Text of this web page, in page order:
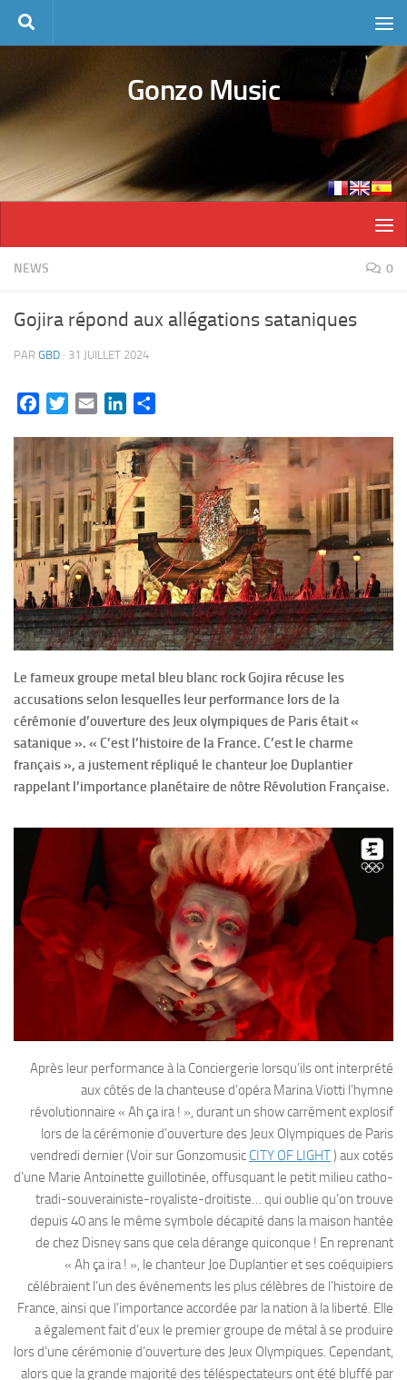
Skip to content
Gonzo Music
NEWS 0
Gojira répond aux allégations sataniques
PAR GBD · 31 JUILLET 2024
FacebookTwitterEmail LinkedIn
Le fameux groupe metal bleu blanc rock Gojira récuse les
accusations selon lesquelles leur performance lors de la
cérémonie d’ouverture des Jeux olympiques de Paris était «
satanique ». « C’est l’histoire de la France. C’est le charme
français », a justement répliqué le chanteur Joe Duplantier
rappelant l’importance planétaire de nôtre Révolution Française.
Après leur performance à la Conciergerie lorsqu’ils ont interprété
aux côtés de la chanteuse d’opéra Marina Viotti l’hymne
révolutionnaire « Ah ça ira ! », durant un show carrément explosif
lors de la cérémonie d’ouverture des Jeux Olympiques de Paris
vendredi dernier (Voir sur Gonzomusic CITY OF LIGHT ) aux cotés
d’une Marie Antoinette guillotinée, offusquant le petit milieu catho-
tradi-souverainiste-royaliste-droitiste… qui oublie qu’on trouve
depuis 40 ans le même symbole décapité dans la maison hantée
de chez Disney sans que cela dérange quiconque ! En reprenant
« Ah ça ira ! », le chanteur Joe Duplantier et ses coéquipiers
célébraient l’un des événements les plus célèbres de l’histoire de
France, ainsi que l’importance accordée par la nation à la liberté. Elle
a également fait d’eux le premier groupe de métal à se produire
lors d’une cérémonie d’ouverture des Jeux Olympiques. Cependant,
alors que la grande majorité des téléspectateurs ont été bluffé par